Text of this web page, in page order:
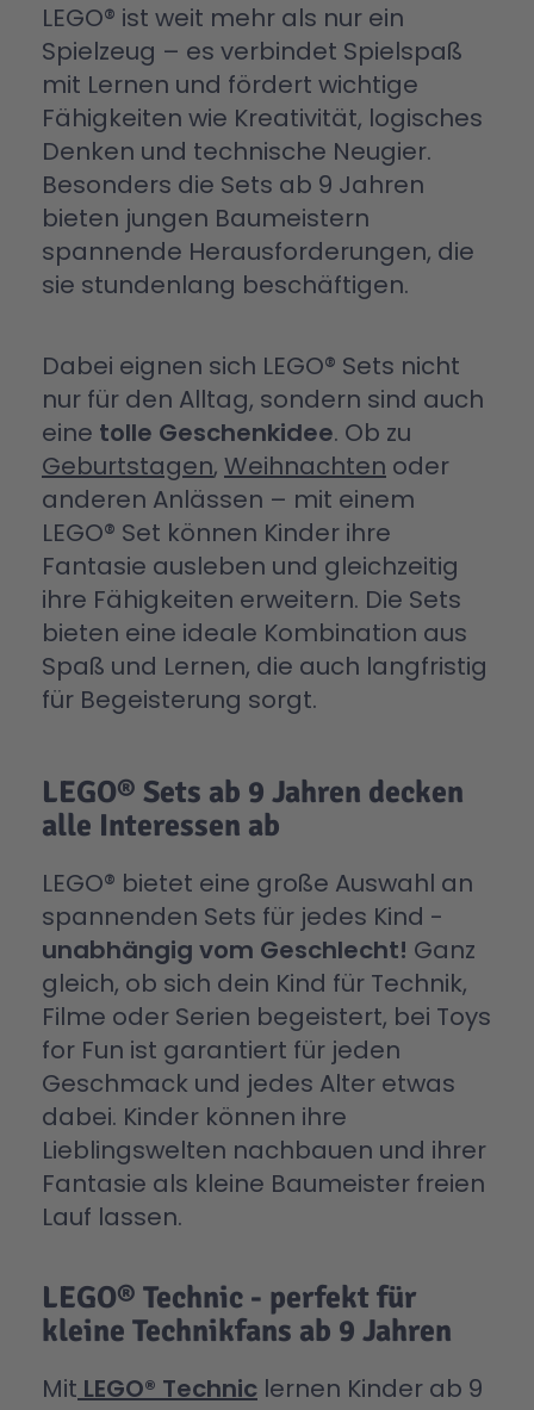
LEGO® ist weit mehr als nur ein
Spielzeug – es verbindet Spielspaß
mit Lernen und fördert wichtige
Fähigkeiten wie Kreativität, logisches
Denken und technische Neugier.
Besonders die Sets ab 9 Jahren
bieten jungen Baumeistern
spannende Herausforderungen, die
sie stundenlang beschäftigen.
Dabei eignen sich LEGO® Sets nicht
nur für den Alltag, sondern sind auch
eine tolle Geschenkidee. Ob zu
Geburtstagen, Weihnachten oder
anderen Anlässen – mit einem
LEGO® Set können Kinder ihre
Fantasie ausleben und gleichzeitig
ihre Fähigkeiten erweitern. Die Sets
bieten eine ideale Kombination aus
Spaß und Lernen, die auch langfristig
für Begeisterung sorgt.
LEGO® Sets ab 9 Jahren decken
alle Interessen ab
LEGO® bietet eine große Auswahl an
spannenden Sets für jedes Kind -
unabhängig vom Geschlecht! Ganz
gleich, ob sich dein Kind für Technik,
Filme oder Serien begeistert, bei Toys
for Fun ist garantiert für jeden
Geschmack und jedes Alter etwas
dabei. Kinder können ihre
Lieblingswelten nachbauen und ihrer
Fantasie als kleine Baumeister freien
Lauf lassen.
LEGO® Technic - perfekt für
kleine Technikfans ab 9 Jahren
Mit LEGO® Technic lernen Kinder ab 9